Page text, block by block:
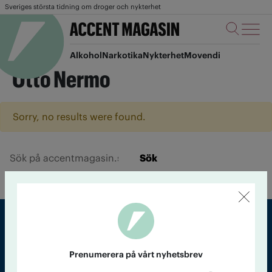
Sveriges största tidning om droger och nykterhet
AlkoholNarkotikaNykterhetMovendi
Otto Nermo
Sorry, no results were found.
Sök
Prenumerera på vårt nyhetsbrev